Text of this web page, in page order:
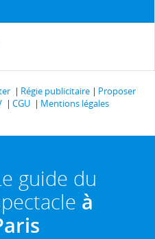
Régie publicitaire
Proposer
CGU
Mentions légales
guide du
à